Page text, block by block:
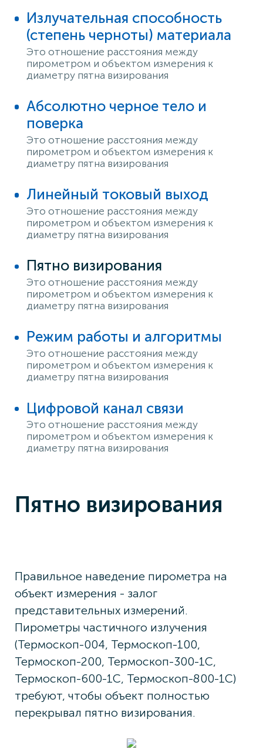
Излучательная способность
(степень черноты) материала
Это отношение расстояния между
пирометром и объектом измерения к
диаметру пятна визирования
Абсолютно черное тело и
поверка
Это отношение расстояния между
пирометром и объектом измерения к
диаметру пятна визирования
Линейный токовый выход
Это отношение расстояния между
пирометром и объектом измерения к
диаметру пятна визирования
Пятно визирования
Это отношение расстояния между
пирометром и объектом измерения к
диаметру пятна визирования
Режим работы и алгоритмы
Это отношение расстояния между
пирометром и объектом измерения к
диаметру пятна визирования
Цифровой канал связи
Это отношение расстояния между
пирометром и объектом измерения к
диаметру пятна визирования
Пятно визирования
Правильное наведение пирометра на
объект измерения - залог
представительных измерений.
Пирометры частичного излучения
(Термоскоп-004, Термоскоп-100,
Термоскоп-200, Термоскоп-300-1С,
Термоскоп-600-1С, Термоскоп-800-1С)
требуют, чтобы объект полностью
перекрывал пятно визирования.